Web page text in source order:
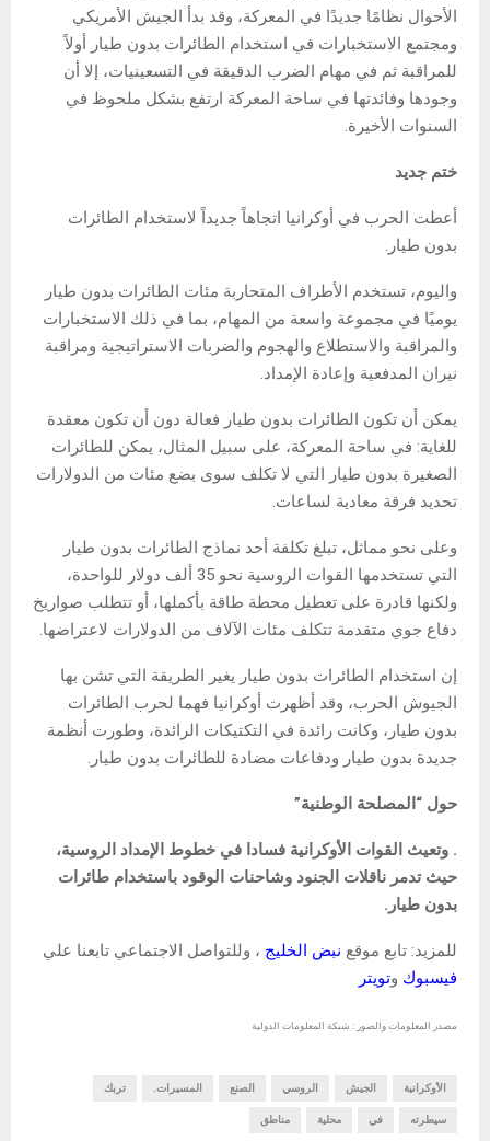
الأحوال نظامًا جديدًا في المعركة، وقد بدأ الجيش الأمريكي
ومجتمع الاستخبارات في استخدام الطائرات بدون طيار أولاً
للمراقبة ثم في مهام الضرب الدقيقة في التسعينيات، إلا أن
وجودها وفائدتها في ساحة المعركة ارتفع بشكل ملحوظ في
السنوات الأخيرة.
ختم جديد
أعطت الحرب في أوكرانيا اتجاهاً جديداً لاستخدام الطائرات
بدون طيار.
واليوم، تستخدم الأطراف المتحاربة مئات الطائرات بدون طيار
يوميًا في مجموعة واسعة من المهام، بما في ذلك الاستخبارات
والمراقبة والاستطلاع والهجوم والضربات الاستراتيجية ومراقبة
نيران المدفعية وإعادة الإمداد.
يمكن أن تكون الطائرات بدون طيار فعالة دون أن تكون معقدة
للغاية: في ساحة المعركة، على سبيل المثال، يمكن للطائرات
الصغيرة بدون طيار التي لا تكلف سوى بضع مئات من الدولارات
تحديد فرقة معادية لساعات.
وعلى نحو مماثل، تبلغ تكلفة أحد نماذج الطائرات بدون طيار
التي تستخدمها القوات الروسية نحو 35 ألف دولار للواحدة،
ولكنها قادرة على تعطيل محطة طاقة بأكملها، أو تتطلب صواريخ
دفاع جوي متقدمة تتكلف مئات الآلاف من الدولارات لاعتراضها.
إن استخدام الطائرات بدون طيار يغير الطريقة التي تشن بها
الجيوش الحرب، وقد أظهرت أوكرانيا فهما لحرب الطائرات
بدون طيار، وكانت رائدة في التكتيكات الرائدة، وطورت أنظمة
جديدة بدون طيار ودفاعات مضادة للطائرات بدون طيار.
حول “المصلحة الوطنية”
. وتعيث القوات الأوكرانية فسادا في خطوط الإمداد الروسية،
حيث تدمر ناقلات الجنود وشاحنات الوقود باستخدام طائرات
بدون طيار.
للمزيد: تابع موقع نبض الخليج ، وللتواصل الاجتماعي تابعنا علي
فيسبوك وتويتر
مصدر المعلومات والصور : شبكة المعلومات الدولية
الأوكرانية الجيش الروسي الصنع المسيرات. تربك
سيطرته في محلية مناطق